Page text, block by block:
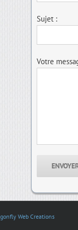
Sujet :
Votre
Web Creations